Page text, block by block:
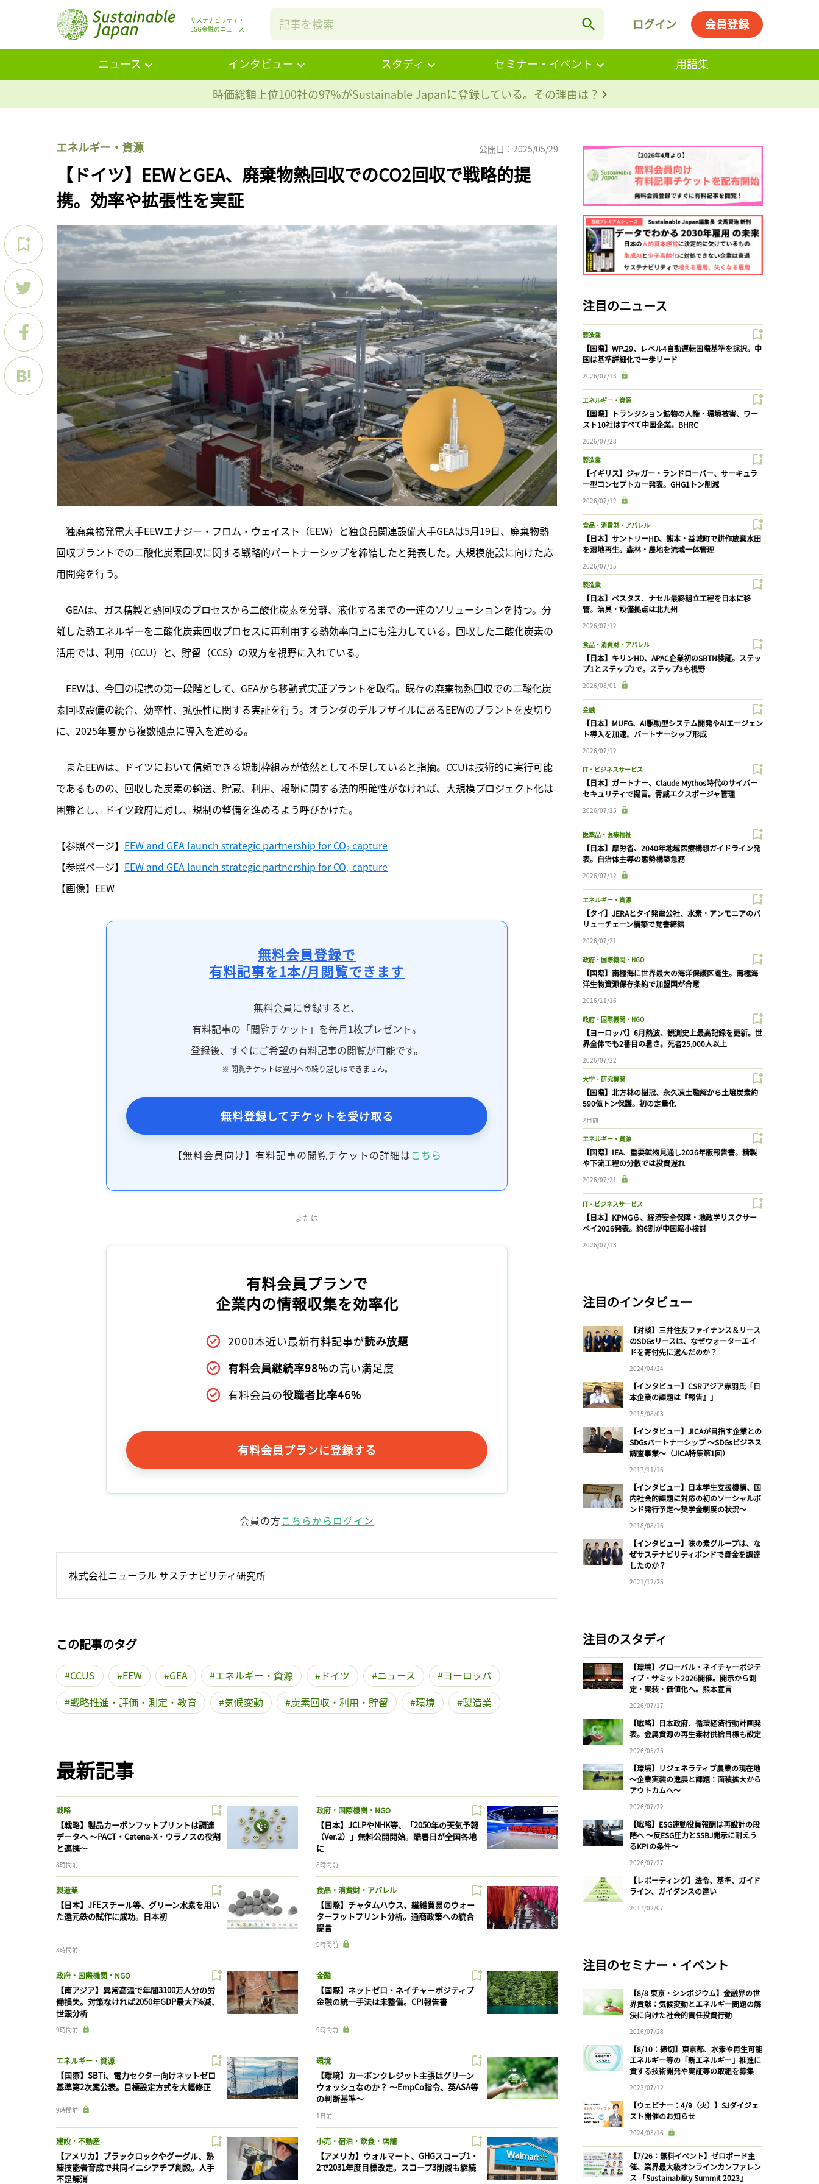
サステナビリティ・
ESG金融のニュース
ログイン 会員登録
ニュース インタビュー スタディ セミナー・イベント
用語集
時価総額上位100社の97%がSustainable Japanに登録している。その理由は？
エネルギー・資源 公開日：2025/05/29
【ドイツ】EEWとGEA、廃棄物熱回収でのCO2回収で戦略的提
携。効率や拡張性を実証
独廃棄物発電大手EEWエナジー・フロム・ウェイスト（EEW）と独食品関連設備大手GEAは5月19日、廃棄物熱
回収プラントでの二酸化炭素回収に関する戦略的パートナーシップを締結したと発表した。大規模施設に向けた応
用開発を行う。
GEAは、 ガス精製と熱回収のプロセスから二酸化炭素を分離、液化するまでの一連のソリューションを持つ。分
離した熱エネルギーを二酸化炭素回収プロセスに再利用する熱効率向上にも注力している。回収した二酸化炭素の
活用では、利用（CCU）と、貯留（CCS）の双方を視野に入れている。
EEWは、今回の提携の第一段階として、GEAから移動式実証プラントを取得。既存の廃棄物熱回収での二酸化炭
素回収設備の統合、効率性、拡張性に関する実証を行う。オランダのデルフザイルにあるEEWのプラントを皮切り
に、2025年夏から複数拠点に導入を進める。
またEEWは、ドイツにおいて信頼できる規制枠組みが依然として不足していると指摘。CCUは技術的に実行可能
であるものの、回収した炭素の輸送、貯蔵、利用、報酬に関する法的明確性がなければ、大規模プロジェクト化は
困難とし、ドイツ政府に対し、規制の整備を進めるよう呼びかけた。
【参照ページ】 EEW and GEA launch strategic partnership for CO₂ capture
【参照ページ】 EEW and GEA launch strategic partnership for CO₂ capture
【画像】EEW
無料会員登録で
有料記事を1本/月閲覧できます
無料会員に登録すると、
有料記事の「閲覧チケット」を毎月1枚プレゼント。
登録後、すぐにご希望の有料記事の閲覧が可能です。
※ 閲覧チケットは翌月への繰り越しはできません。
無料登録してチケットを受け取る
【無料会員向け】有料記事の閲覧チケットの詳細はこちら
または
有料会員プランで
企業内の情報収集を効率化
2000本近い最新有料記事が読み放題
有料会員継続率98%の高い満足度
有料会員の役職者比率46%
有料会員プランに登録する
会員の方こちらからログイン
株式会社ニューラル サステナビリティ研究所
この記事のタグ
CCUS EEW GEA エネルギー・資源 ドイツ ニュース
ヨーロッパ
戦略推進・評価・測定・教育
気候変動 炭素回収・利用・貯留 環境 製造業
最新記事
戦略
【戦略】製品カーボンフットプリントは調達
データへ 〜PACT・Catena-X・ウラノスの役割
と連携〜
8時間前
政府・国際機関・NGO
【日本】JCLPやNHK等、「2050年の天気予報
（Ver.2）」無料公開開始。酷暑日が全国各地
に
8時間前
製造業
【日本】JFEスチール等、グリーン水素を用い
た還元鉄の試作に成功。日本初
8時間前
食品・消費財・アパレル
【国際】チャタムハウス、繊維貿易のウォー
ターフットプリント分析。通商政策への統合
提言
9時間前
政府・国際機関・NGO
【南アジア】異常高温で年間3100万人分の労
働損失。対策なければ2050年GDP最大7%減、
世銀分析
9時間前
金融
【国際】ネットゼロ・ネイチャーポジティブ
金融の統一手法は未整備。CPI報告書
9時間前
エネルギー・資源
【国際】SBTi、電力セクター向けネットゼロ
基準第2次案公表。目標設定方式を大幅修正
9時間前
環境
【環境】カーボンクレジット主張はグリーン
ウォッシュなのか？ 〜EmpCo指令、英ASA等
の判断基準〜
1日前
建設・不動産
【アメリカ】ブラックロックやグーグル、熟
練技能者育成で共同イニシアチブ創設。人手
不足解消
小売・宿泊・飲食・店舗
【アメリカ】ウォルマート、GHGスコープ1・
2で2031年度目標改定。スコープ3削減も継続
注目のニュース
製造業
【国際】WP.29、レベル4自動運転国際基準を採択。中
国は基準詳細化で一歩リード
2026/07/13
エネルギー・資源
【国際】トランジション鉱物の人権・環境被害、ワー
スト10社はすべて中国企業。BHRC
2026/07/28
製造業
【イギリス】ジャガー・ランドローバー、サーキュラ
ー型コンセプトカー発表。GHG1トン削減
2026/07/12
食品・消費財・アパレル
【日本】サントリーHD、熊本・益城町で耕作放棄水田
を湿地再生。森林・農地を流域一体管理
2026/07/15
製造業
【日本】ベスタス、ナセル最終組立工程を日本に移
管。治具・設備拠点は北九州
2026/07/12
食品・消費財・アパレル
【日本】キリンHD、APAC企業初のSBTN検証。ステッ
プ1とステップ2で。ステップ3も視野
2026/08/01
金融
【日本】MUFG、AI駆動型システム開発やAIエージェン
ト導入を加速。パートナーシップ形成
2026/07/12
IT・ビジネスサービス
【日本】ガートナー、Claude Mythos時代のサイバー
セキュリティで提言。脅威エクスポージャ管理
2026/07/25
医薬品・医療福祉
【日本】厚労省、2040年地域医療構想ガイドライン発
表。自治体主導の態勢構築急務
2026/07/12
エネルギー・資源
【タイ】JERAとタイ発電公社、水素・アンモニアのバ
リューチェーン構築で覚書締結
2026/07/21
政府・国際機関・NGO
【国際】南極海に世界最大の海洋保護区誕生。南極海
洋生物資源保存条約で加盟国が合意
2016/11/16
政府・国際機関・NGO
【ヨーロッパ】6月熱波、観測史上最高記録を更新。世
界全体でも2番目の暑さ。死者25,000人以上
2026/07/22
大学・研究機関
【国際】北方林の樹冠、永久凍土融解から土壌炭素約
590億トン保護。初の定量化
2日前
エネルギー・資源
【国際】IEA、重要鉱物見通し2026年版報告書。精製
や下流工程の分散では投資遅れ
2026/07/21
IT・ビジネスサービス
【日本】KPMGら、経済安全保障・地政学リスクサー
ベイ2026発表。約6割が中国縮小検討
2026/07/13
注目のインタビュー
【対談】三井住友ファイナンス＆リース
のSDGsリースは、なぜウォーターエイ
ドを寄付先に選んだのか？
2024/04/24
【インタビュー】CSRアジア赤羽氏「日
本企業の課題は『報告』」
2015/08/03
【インタビュー】JICAが目指す企業との
SDGsパートナーシップ 〜SDGsビジネス
調査事業〜（JICA特集第1回）
2017/11/16
【インタビュー】日本学生支援機構、国
内社会的課題に対応の初のソーシャルボ
ンド発行予定〜奨学金制度の状況〜
2018/08/16
【インタビュー】味の素グループは、な
ぜサステナビリティボンドで資金を調達
したのか？
2021/12/25
注目のスタディ
【環境】グローバル・ネイチャーポジテ
ィブ・サミット2026開催。開示から測
定・実装・価値化へ。熊本宣言
2026/07/17
【戦略】日本政府、循環経済行動計画発
表。金属資源の再生素材供給目標も設定
2026/05/25
【環境】リジェネラティブ農業の現在地
〜企業実装の進展と課題：面積拡大から
アウトカムへ〜
2026/07/22
【戦略】ESG連動役員報酬は再設計の段
階へ 〜反ESG圧力とSSBJ開示に耐えう
るKPIの条件〜
2026/07/27
【レポーティング】法令、基準、ガイド
ライン、ガイダンスの違い
2017/02/07
注目のセミナー・イベント
【8/8 東京・シンポジウム】金融界の世
界貢献：気候変動とエネルギー問題の解
決に向けた社会的責任投資行動
2016/07/28
【8/10：締切】東京都、水素や再生可能
エネルギー等の「新エネルギー」推進に
資する技術開発や実証等の取組を募集
2023/07/12
【ウェビナー：4/9（火）】SJダイジェ
スト開催のお知らせ
2024/03/16
【7/26：無料イベント】ゼロボード主
催、業界最大級オンラインカンファレン
ス 「Sustainability Summit 2023」
記事をお気に入りに保存するには
ログイン 会員登録